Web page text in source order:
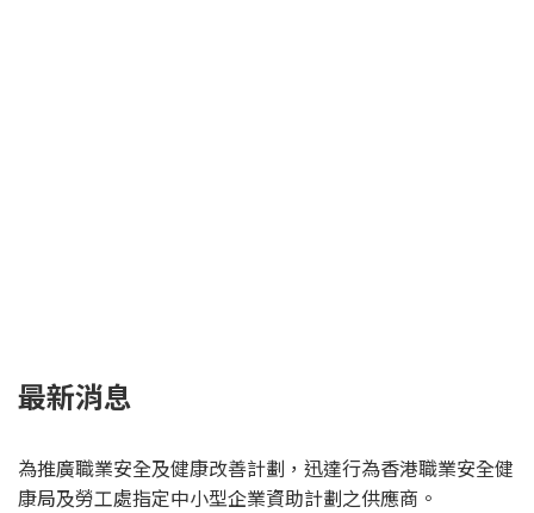
最新消息
為推廣職業安全及健康改善計劃，迅達行為香港職業安全健
康局及勞工處指定中小型企業資助計劃之供應商。